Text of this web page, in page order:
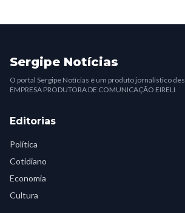
Sergipe Notícias
O portal Sergipe Notícias é um produto jornalístico
EMPRESA PRODUTORA DE COMUNICAÇÃO EIRELI
Editorias
Política
Cotidiano
Economia
Cultura